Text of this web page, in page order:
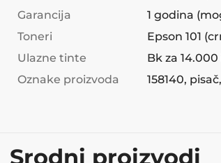
Garancija
1 godina
Toneri
Epson 101
Ulazne tinte
Bk za
Oznake proizvoda
158140,
Srodni proizvodi